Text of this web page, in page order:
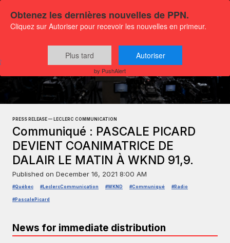
Press releases
Culture and media
PRESS RELEASE — LECLERC COMMUNICATION
Communiqué : PASCALE PICARD
DEVIENT COANIMATRICE DE
DALAIR LE MATIN À WKND 91,9.
Published on December 16, 2021 8:00 AM
#Québec #LeclercCommunication #WKND #Communiqué #Radio
#PascalePicard
News for immediate distribution
Obtenez les dernières nouvelles de PPN.
Cliquez sur Autoriser pour recevoir les nouvelles en primeur.
Plus tard Autoriser
by PushAlert